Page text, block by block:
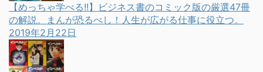
【めっちゃ学べる!!】ビジネス書のコミック版の厳選47冊
の解説。まんが恐るべし！人生が広がる仕事に役立つ。
2019年2月22日